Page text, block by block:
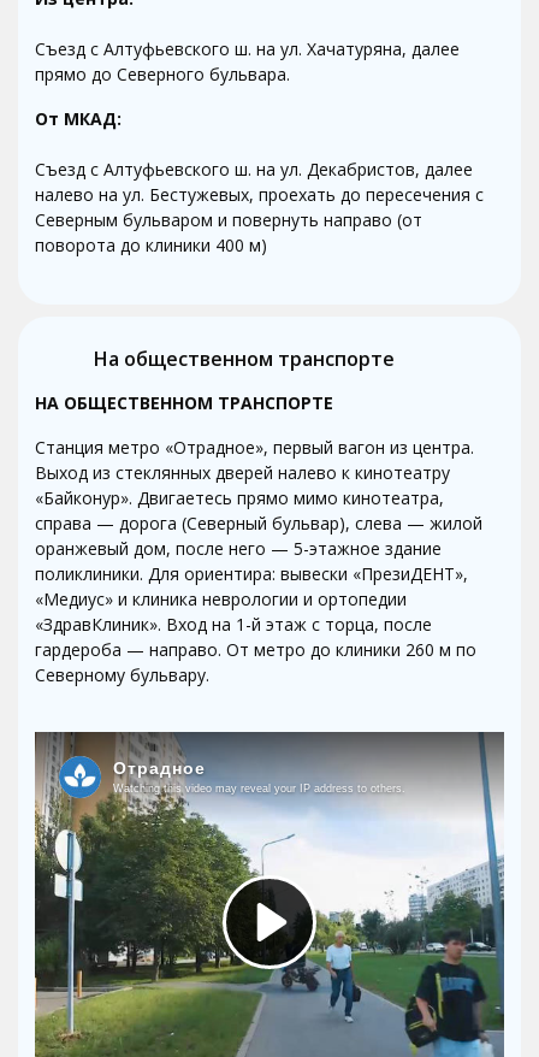
Съезд с Алтуфьевского ш. на ул. Хачатуряна, далее
прямо до Северного бульвара.
От МКАД:
Съезд с Алтуфьевского ш. на ул. Декабристов, далее
налево на ул. Бестужевых, проехать до пересечения с
Северным бульваром и повернуть направо (от
поворота до клиники 400 м)
На общественном транспорте
НА ОБЩЕСТВЕННОМ ТРАНСПОРТЕ
Станция метро «Отрадное», первый вагон из центра.
Выход из стеклянных дверей налево к кинотеатру
«Байконур». Двигаетесь прямо мимо кинотеатра,
справа — дорога (Северный бульвар), слева — жилой
оранжевый дом, после него — 5-этажное здание
поликлиники. Для ориентира: вывески «ПрезиДЕНТ»,
«Медиус» и клиника неврологии и ортопедии
«ЗдравКлиник». Вход на 1-й этаж с торца, после
гардероба — направо. От метро до клиники 260 м по
Северному бульвару.